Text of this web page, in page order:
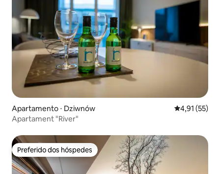
Apartamento ⋅ Dziwnów 4,91 de uma
4,91 (55)
Apartament "River"
Preferido dos hóspedes
Preferido dos hóspedes